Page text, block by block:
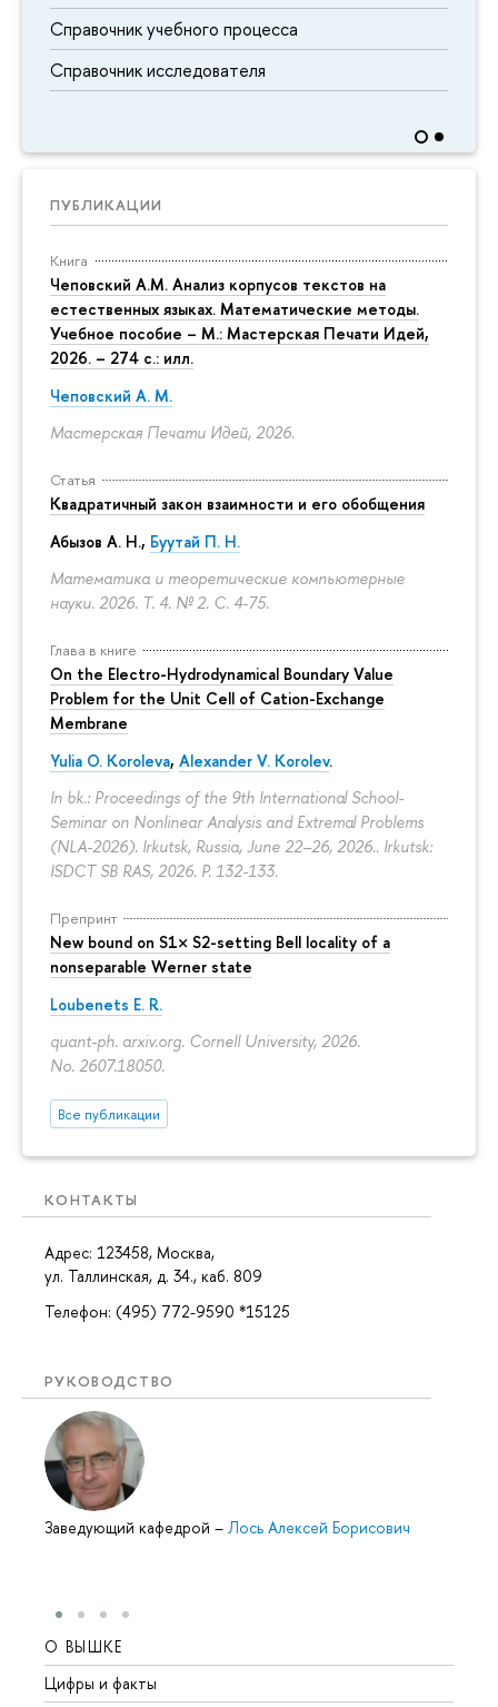
Справочник учебного процесса
Справочник исследователя
ПУБЛИКАЦИИ
Книга
Чеповский А.М. Анализ корпусов текстов на
естественных языках. Математические методы.
Учебное пособие – М.: Мастерская Печати Идей,
2026. – 274 с.: илл.
Чеповский А. М.
Мастерская Печати Идей, 2026.
Статья
Квадратичный закон взаимности и его обобщения
Абызов А. Н., Буутай П. Н.
Математика и теоретические компьютерные
науки. 2026. Т. 4. № 2. С. 4-75.
Глава в книге
On the Electro-Hydrodynamical Boundary Value
Problem for the Unit Cell of Cation-Exchange
Membrane
Yulia O. Koroleva, Alexander V. Korolev.
In bk.: Proceedings of the 9th International School-
Seminar on Nonlinear Analysis and Extremal Problems
(NLA-2026). Irkutsk, Russia, June 22–26, 2026.. Irkutsk:
ISDCT SB RAS, 2026. P. 132-133.
Препринт
New bound on S1× S2-setting Bell locality of a
nonseparable Werner state
Loubenets E. R.
quant-ph. arxiv.org. Cornell University, 2026.
No. 2607.18050.
Все публикации
КОНТАКТЫ
Адрес: 123458, Москва,
ул. Таллинская, д. 34., каб. 809
Телефон: (495) 772-9590 *15125
РУКОВОДСТВО
Заведующий кафедрой – Лось Алексей Борисович
О ВЫШКЕ
Цифры и факты